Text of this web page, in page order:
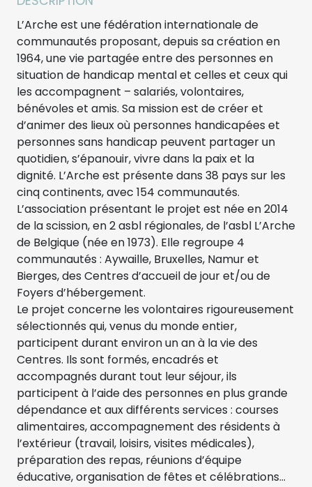
L’Arche est une fédération internationale de
communautés proposant, depuis sa création en
1964, une vie partagée entre des personnes en
situation de handicap mental et celles et ceux qui
les accompagnent – salariés, volontaires,
bénévoles et amis. Sa mission est de créer et
d’animer des lieux où personnes handicapées et
personnes sans handicap peuvent partager un
quotidien, s’épanouir, vivre dans la paix et la
dignité. L’Arche est présente dans 38 pays sur les
cinq continents, avec 154 communautés.
L’association présentant le projet est née en 2014
de la scission, en 2 asbl régionales, de l’asbl L’Arche
de Belgique (née en 1973). Elle regroupe 4
communautés : Aywaille, Bruxelles, Namur et
Bierges, des Centres d’accueil de jour et/ou de
Foyers d’hébergement.
Le projet concerne les volontaires rigoureusement
sélectionnés qui, venus du monde entier,
participent durant environ un an à la vie des
Centres. Ils sont formés, encadrés et
accompagnés durant tout leur séjour, ils
participent à l’aide des personnes en plus grande
dépendance et aux différents services : courses
alimentaires, accompagnement des résidents à
l’extérieur (travail, loisirs, visites médicales),
préparation des repas, réunions d’équipe
éducative, organisation de fêtes et célébrations…